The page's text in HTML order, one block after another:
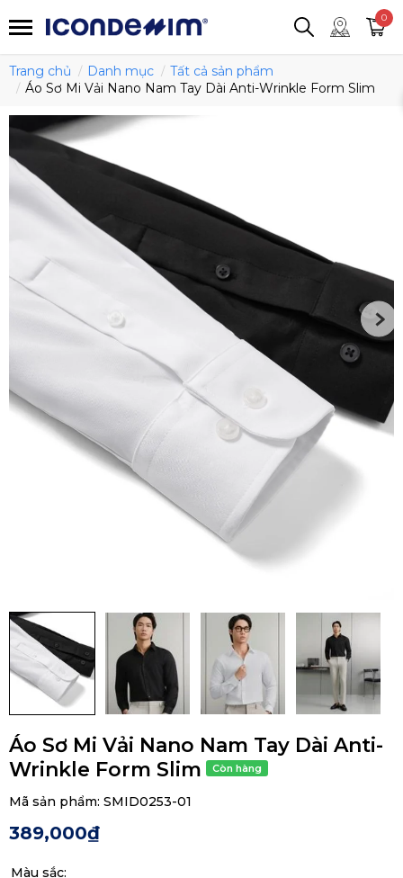
0
Trang chủ Danh mục
Tất cả sản phẩm
Áo Sơ Mi Vải Nano Nam Tay Dài Anti-Wrinkle Form Slim
Áo Sơ Mi Vải Nano Nam Tay Dài Anti-
Wrinkle Form Slim
Mã sản phẩm: SMID0253-01
389,000₫
Màu sắc: